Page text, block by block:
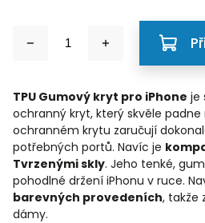
TPU Gumový kryt pro iPhone je
ochranný kryt, který skvěle padne
ochranném krytu zaručují
potřebných portů. Navíc je
Tvrzenými skly. Jeho tenké,
pohodlné držení iPhonu v ruce.
barevných provedeních, takže
dámy.